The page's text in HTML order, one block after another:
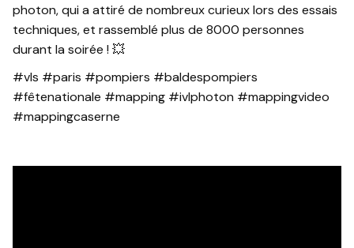
photon, qui a attiré de nombreux curieux lors des essais
techniques, et rassemblé plus de 8000 personnes
durant la soirée ! 💥
#vls #paris #pompiers #baldespompiers
#fêtenationale #mapping #ivlphoton #mappingvideo
#mappingcaserne